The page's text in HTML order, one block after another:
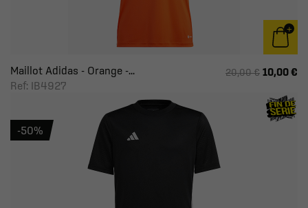
Maillot Adidas - Orange -...
Ref: IB4927
20,00 € 10,00 €
-50%